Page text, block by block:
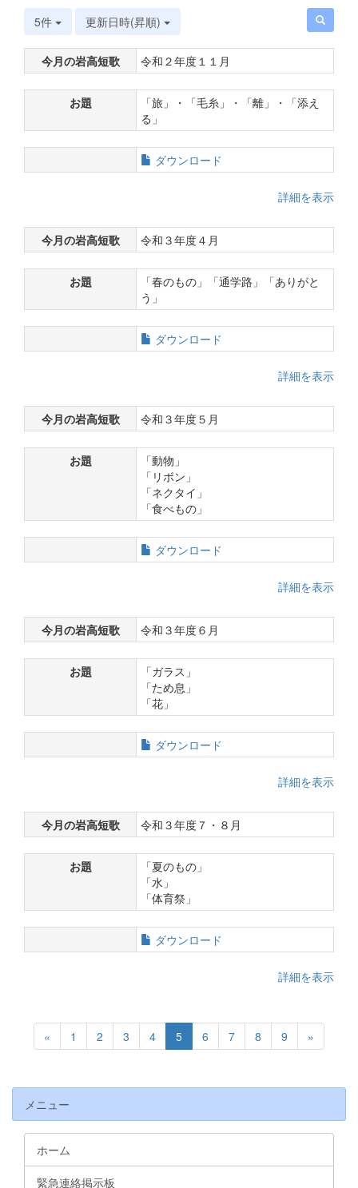
5件 更新日時(昇順)
今月の岩高短歌 令和２年度１１月
お題
「旅」・「毛糸」・「離」・「添え
る」
ダウンロード
詳細を表示
今月の岩高短歌 令和３年度４月
お題
「春のもの」「通学路」「ありがと
う」
ダウンロード
詳細を表示
今月の岩高短歌 令和３年度５月
お題
「動物」
「リボン」
「ネクタイ」
「食べもの」
ダウンロード
詳細を表示
今月の岩高短歌 令和３年度６月
お題
「ガラス」
「ため息」
「花」
ダウンロード
詳細を表示
今月の岩高短歌 令和３年度７・８月
お題
「夏のもの」
「水」
「体育祭」
ダウンロード
詳細を表示
« 1 2 3 4 5 6 7 8 9 »
メニュー
ホーム
緊急連絡掲示板